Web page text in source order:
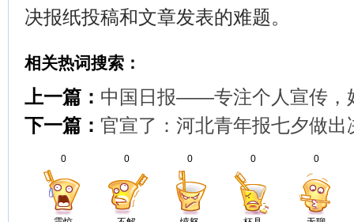
决报纸投稿和文章发表的难题。
相关热词搜索：
上一篇： 中国日报——专注个人宣传，
下一篇： 官宣了：河北青年报七夕做出
0 0 0 0 0